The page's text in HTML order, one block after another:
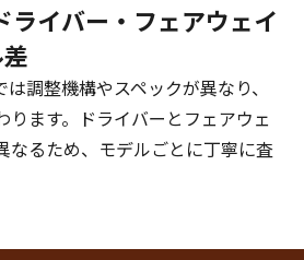
ライバー・フェアウェイ
調整機構やスペックが異なり、
ります。ドライバーとフェアウェ
なるため、モデルごとに丁寧に査